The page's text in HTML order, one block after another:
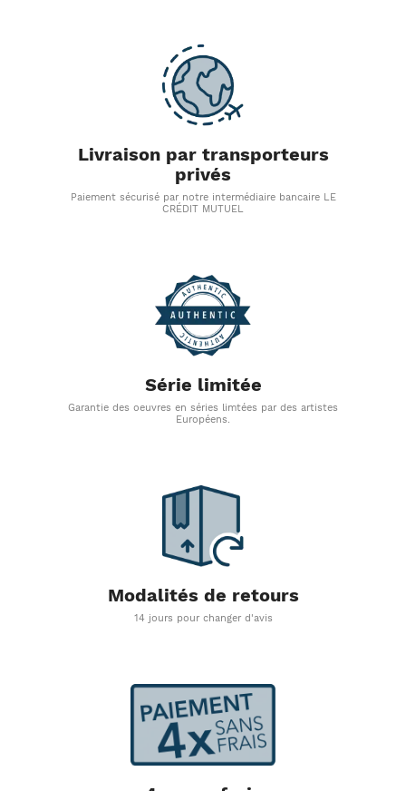
Livraison par transporteurs
privés
Paiement sécurisé par notre intermédiaire bancaire LE
CRÉDIT MUTUEL
Série limitée
Garantie des oeuvres en séries limtées par des artistes
Européens.
Modalités de retours
14 jours pour changer d'avis